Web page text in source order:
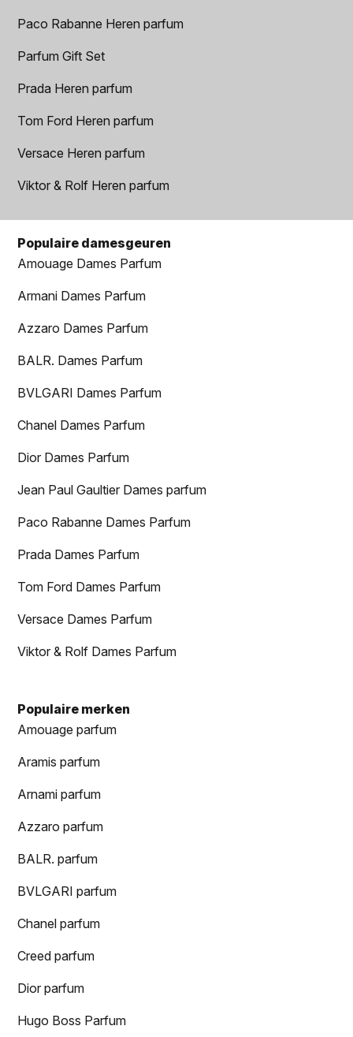
Paco Rabanne Heren parfum
Parfum Gift Set
Prada Heren parfum
Tom Ford Heren parfum
Versace Heren parfum
Viktor & Rolf Heren parfum
Populaire damesgeuren
Amouage Dames Parfum
Armani Dames Parfum
Azzaro Dames Parfum
BALR. Dames Parfum
BVLGARI Dames Parfum
Chanel Dames Parfum
Dior Dames Parfum
Jean Paul Gaultier Dames parfum
Paco Rabanne Dames Parfum
Prada Dames Parfum
Tom Ford Dames Parfum
Versace Dames Parfum
Viktor & Rolf Dames Parfum
Populaire merken
Amouage parfum
Aramis parfum
Arnami parfum
Azzaro parfum
BALR. parfum
BVLGARI parfum
Chanel parfum
Creed parfum
Dior parfum
Hugo Boss Parfum